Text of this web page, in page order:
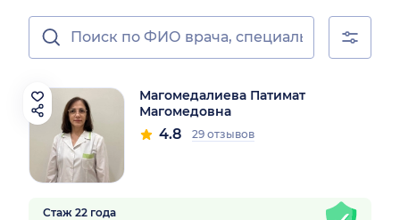
Магомедалиева Патимат
Магомедовна
4.8 29 отзывов
Стаж 22 года